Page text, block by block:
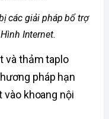
các giải pháp bổ trợ
Internet.
và thảm taplo
pháp hạn
khoang nội